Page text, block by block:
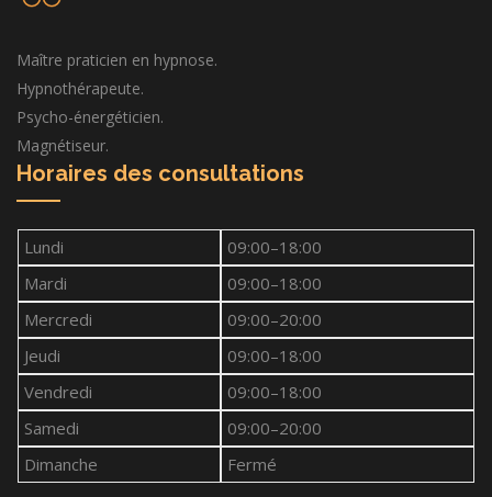
Maître praticien en hypnose.
Hypnothérapeute.
Psycho-énergéticien.
Magnétiseur.
Horaires des consultations
Lundi
09:00–18:00
Mardi
09:00–18:00
Mercredi
09:00–20:00
Jeudi
09:00–18:00
Vendredi
09:00–18:00
Samedi
09:00–20:00
Dimanche
Fermé